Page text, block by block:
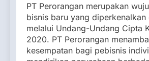
PT Perorangan merupakan
bisnis baru yang diperkenalkan
melalui Undang-Undang Cipta
2020. PT Perorangan
kesempatan bagi pebisnis